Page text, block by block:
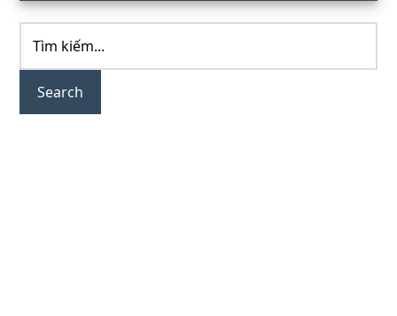
kiếm...